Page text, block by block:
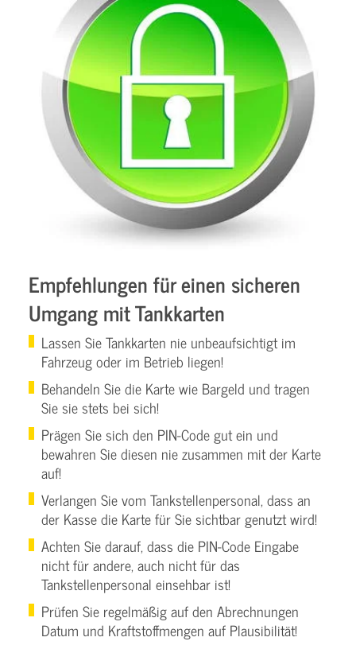
Empfehlungen für einen sicheren
Umgang mit Tankkarten
Lassen Sie Tankkarten nie unbeaufsichtigt im
Fahrzeug oder im Betrieb liegen!
Behandeln Sie die Karte wie Bargeld und tragen
Sie sie stets bei sich!
Prägen Sie sich den PIN-Code gut ein und
bewahren Sie diesen nie zusammen mit der Karte
auf!
Verlangen Sie vom Tankstellenpersonal, dass an
der Kasse die Karte für Sie sichtbar genutzt wird!
Achten Sie darauf, dass die PIN-Code Eingabe
nicht für andere, auch nicht für das
Tankstellenpersonal einsehbar ist!
Prüfen Sie regelmäßig auf den Abrechnungen
Datum und Kraftstoffmengen auf Plausibilität!